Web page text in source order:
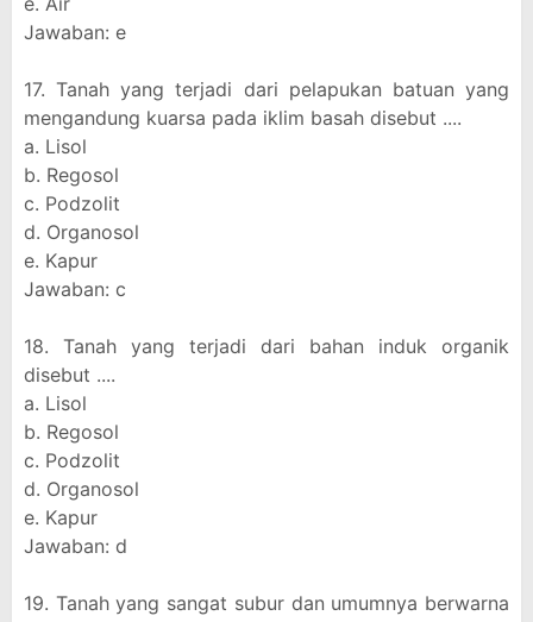
Jawaban: e
17. Tanah yang terjadi dari pelapukan batuan yang
mengandung kuarsa pada iklim basah disebut ....
a. Lisol
b. Regosol
c. Podzolit
d. Organosol
e. Kapur
Jawaban: c
18. Tanah yang terjadi dari bahan induk organik
disebut ....
a. Lisol
b. Regosol
c. Podzolit
d. Organosol
e. Kapur
Jawaban: d
19. Tanah yang sangat subur dan umumnya berwarna